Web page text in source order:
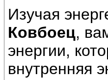
Изучая
Ковбоец,
энергии,
внутренняя